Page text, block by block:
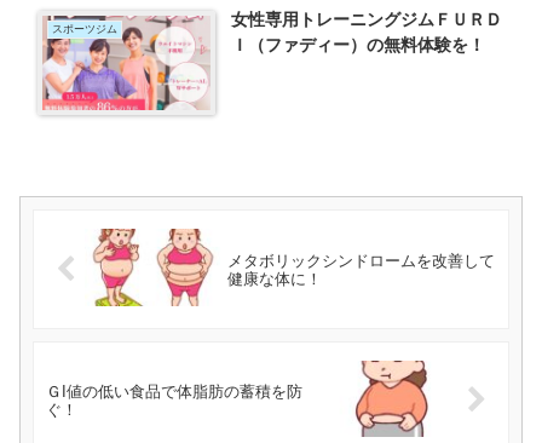
スポーツジム
女性専用トレーニングジムＦＵＲＤ
Ｉ（ファディー）の無料体験を！
メタボリックシンドロームを改善して
健康な体に！
ＧI値の低い食品で体脂肪の蓄積を防
ぐ！